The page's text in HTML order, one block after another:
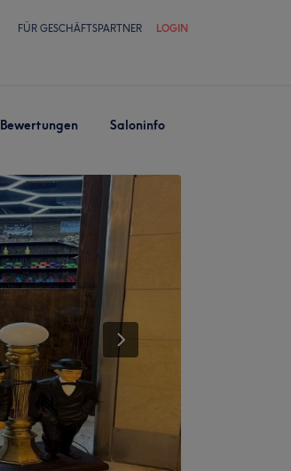
FÜR GESCHÄFTSPARTNER LOGIN
Bewertungen Saloninfo